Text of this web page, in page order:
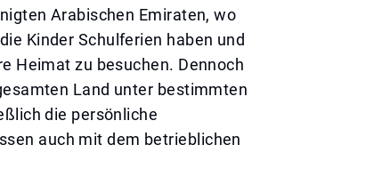
Arabischen Emiraten, wo
Kinder Schulferien haben und
Heimat zu besuchen. Dennoch
Land unter bestimmten
die persönliche
auch mit dem betrieblichen